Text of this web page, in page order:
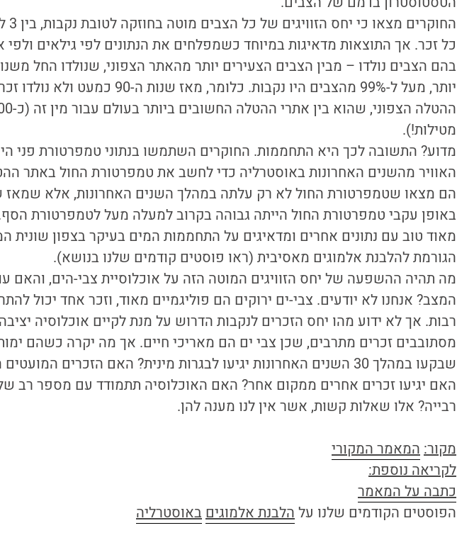
כל זכר. אך התוצאות מדאיגות במיוחד כשמפלחים את הנתונים לפי גילאים
יותר, מעל ל-99% מהצבים היו נקבות. כלומר, מאז
מטילות!).
מדוע? התשובה לכך היא התחממות. החוקרים השתמשו בנתוני טמפרטורת פני
האוויר מהשנים האחרונות באוסטרליה כדי לחשב את טמפרטורת החול באתר
באופן עקבי טמפרטורת החול הייתה גבוהה בקרוב למעלה מעל לטמפרטורת
מאוד טוב עם נתונים אחרים ומדאיגים על התחממות המים בעיקר בצפון שונית
הגורמת להלבנת אלמוגים מאסיבית (ראו פוסטים קודמים שלנו בנושא).
מה תהיה ההשפעה של יחס הזוויגים המוטה הזה על אוכלוסיית צבי-הים, והאם
המצב? אנחנו לא יודעים. צבי-ים ירוקים הם פוליגמיים מאוד, וזכר אחד יכול
רבות. אך לא ידוע מהו יחס הזכרים לנקבות הדרוש על מנת לקיים אוכלוסיה
מסתובבים זכרים מתרבים, שכן צבי ים הם מאריכי חיים. אך מה יקרה כשהם
שבקעו במהלך 30 השנים האחרונות יגיעו לבגרות מינית? האם הזכרים
האם יגיעו זכרים אחרים ממקום אחר? האם האוכלוסיה תתמודד עם מספר רב
רבייה? אלו שאלות קשות, אשר אין לנו מענה להן.
מקור: המאמר המקורי
לקריאה נוספת:
כתבה על המאמר
הפוסטים הקודמים שלנו על הלבנת אלמוגים באוסטרליה